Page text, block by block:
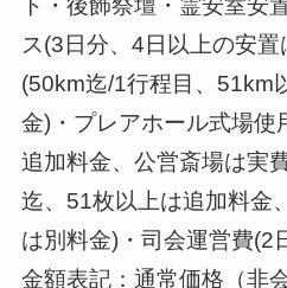
ト・後飾祭壇・霊安室安
ス(3日分、4日以上の安
(50km迄/1行程目、51km
金)・プレアホール式場使
追加料金、公営斎場は実
迄、51枚以上は追加料金
は別料金)・司会運営費(2
金額表記：通常価格（非